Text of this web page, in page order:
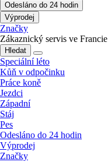
Odesláno do 24 hodin
Výprodej
Značky
Zákaznický servis ve Francie
Hledat
Speciální léto
Kůň v odpočinku
Práce koně
Jezdci
Západní
Stáj
Pes
Odesláno do 24 hodin
Výprodej
Značky